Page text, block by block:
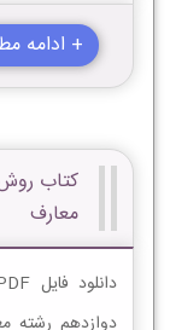
+ ادامه
معارف